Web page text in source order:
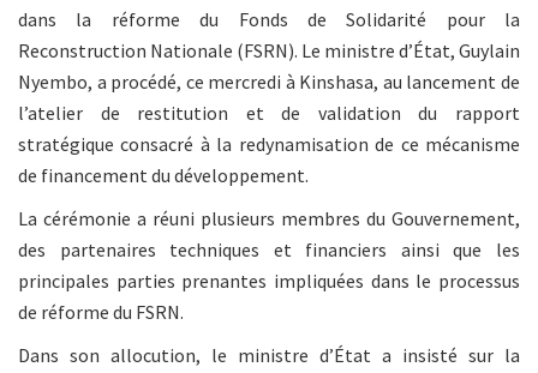
dans la réforme du Fonds de Solidarité pour la
Reconstruction Nationale (FSRN). Le ministre d’État, Guylain
Nyembo, a procédé, ce mercredi à Kinshasa, au lancement de
l’atelier de restitution et de validation du rapport
stratégique consacré à la redynamisation de ce mécanisme
de financement du développement.
La cérémonie a réuni plusieurs membres du Gouvernement,
des partenaires techniques et financiers ainsi que les
principales parties prenantes impliquées dans le processus
de réforme du FSRN.
Dans son allocution, le ministre d’État a insisté sur la